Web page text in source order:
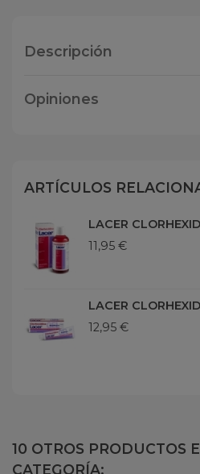
Descripción
Opiniones
ARTÍCULOS
LACER
11,95 €
LACER
12,95 €
10 OTROS PRODUCTOS
CATEGORÍA: